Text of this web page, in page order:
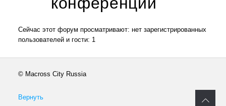
Сейчас этот форум просматривают: нет зарегистрированных
пользователей и гости: 1
© Macross City Russia
Вернуть